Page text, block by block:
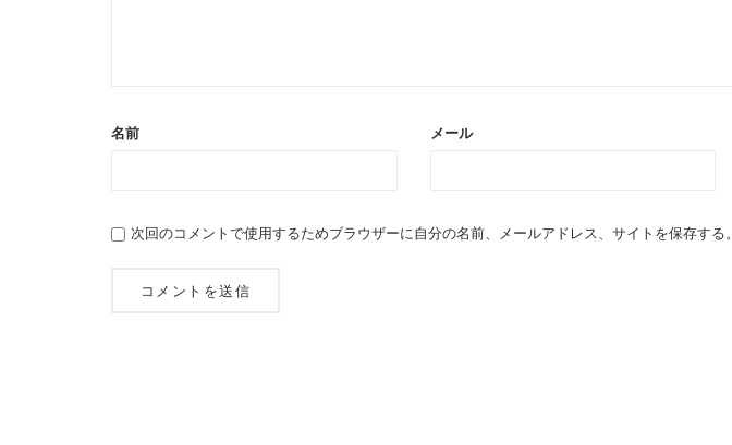
名前 メール
次回のコメントで使用するためブラウザーに自分の名前、メールアドレス、サイトを保存する。